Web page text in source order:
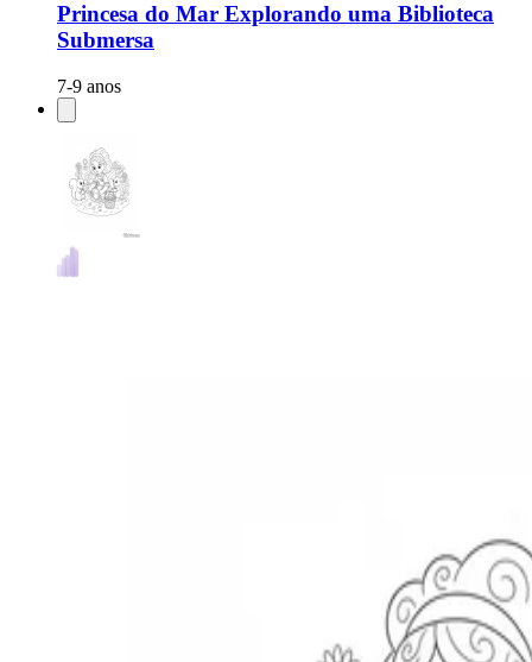
Princesa do Mar Explorando uma Biblioteca
Submersa
7-9 anos